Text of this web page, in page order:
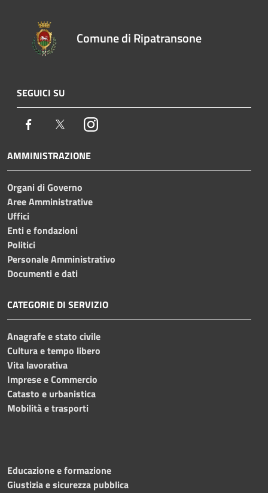
Comune di Ripatransone
SEGUICI SU
Facebook TwitterInstagram
AMMINISTRAZIONE
Organi di Governo
Aree Amministrative
Uffici
Enti e fondazioni
Politici
Personale Amministrativo
Documenti e dati
CATEGORIE DI SERVIZIO
Anagrafe e stato civile
Cultura e tempo libero
Vita lavorativa
Imprese e Commercio
Catasto e urbanistica
Mobilità e trasporti
Educazione e formazione
Giustizia e sicurezza pubblica